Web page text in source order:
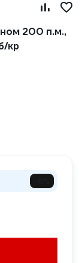
200 п.м.,
кр